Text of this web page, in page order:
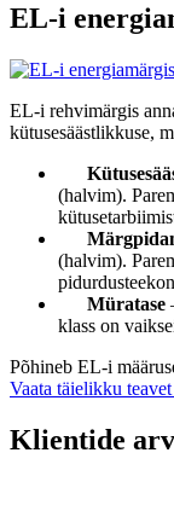
EL-i
EL-i rehvimärgis
kütusesäästlikkuse,
(halvim).
(halvim).
Müratase
klass on
Põhineb EL-i
Vaata täielikku
Klientide